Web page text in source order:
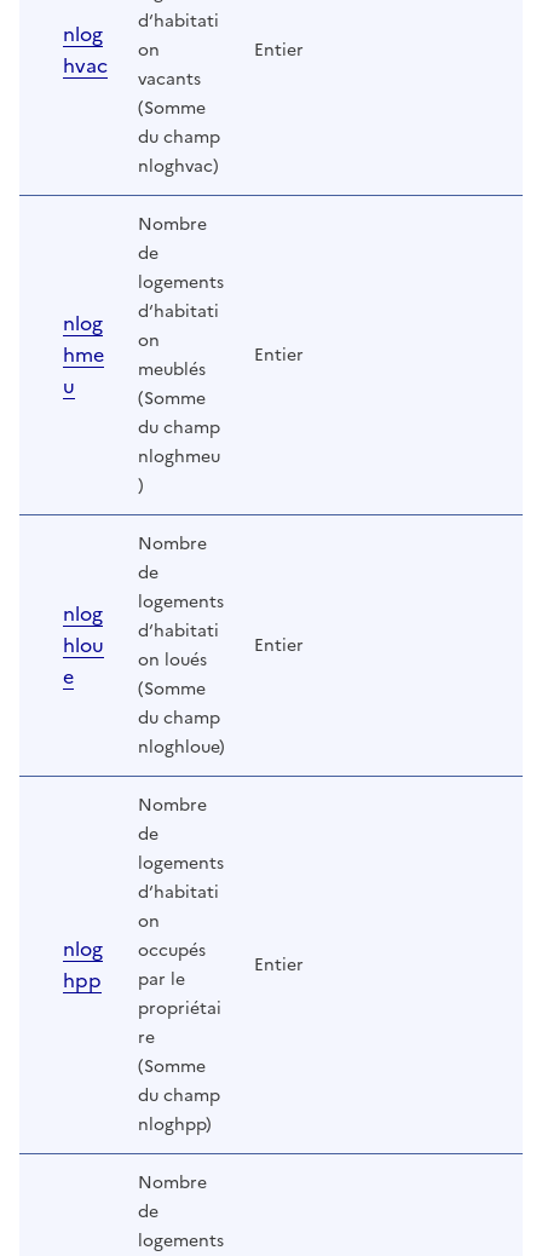
nlog
hvac
d‘habitati
on
vacants
(Somme
du champ
nloghvac)
Entier
nlog
hme
u
Nombre
de
logements
d‘habitati
on
meublés
(Somme
du champ
nloghmeu
)
Entier
nlog
hlou
e
Nombre
de
logements
d‘habitati
on loués
(Somme
du champ
nloghloue)
Entier
nlog
hpp
Nombre
de
logements
d‘habitati
on
occupés
par le
propriétai
re
(Somme
du champ
nloghpp)
Entier
Nombre
de
logements